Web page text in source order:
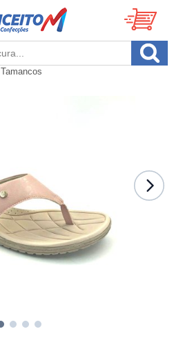
Tamancos